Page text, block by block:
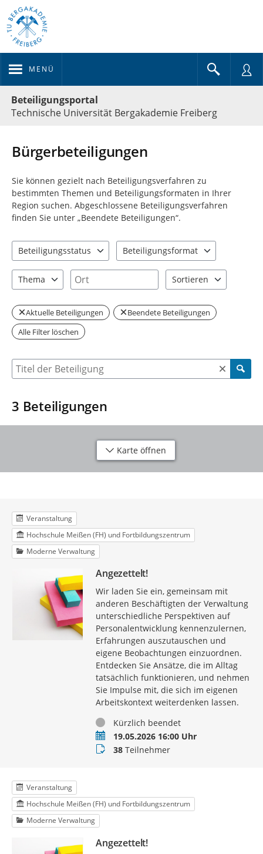
MENÜ
Beteiligungsportal
Technische Universität Bergakademie Freiberg
Bürgerbeteiligungen
Sie können gezielt nach Beteiligungsverfahren zu
bestimmten Themen und Beteiligungsformaten in Ihrer
Region suchen. Abgeschlossene Beteiligungsverfahren
finden Sie unter „Beendete Beteiligungen“.
Beteiligungsstatus
Beteiligungsformat
Thema
Ort
Sortieren
Aktuelle Beteiligungen
Beendete Beteiligungen
Alle Filter löschen
Suche nach Beteiligung
3 Beteiligungen
Karte öffnen
Veranstaltung
Hochschule Meißen (FH) und Fortbildungszentrum
Moderne Verwaltung
Angezettelt!
Wir laden Sie ein, gemeinsam mit
anderen Beschäftigten der Verwaltung
unterschiedliche Perspektiven auf
Personalentwicklung kennenzulernen,
Erfahrungen auszutauschen und
eigene Beobachtungen einzuordnen.
Entdecken Sie Ansätze, die im Alltag
tatsächlich funktionieren, und nehmen
Sie Impulse mit, die sich im eigenen
Arbeitskontext weiterdenken lassen.
StatusKürzlich beendet
Termin19.05.2026 16:00 Uhr
Teilnehmer
38Teilnehmer
Veranstaltung
Hochschule Meißen (FH) und Fortbildungszentrum
Moderne Verwaltung
Angezettelt!